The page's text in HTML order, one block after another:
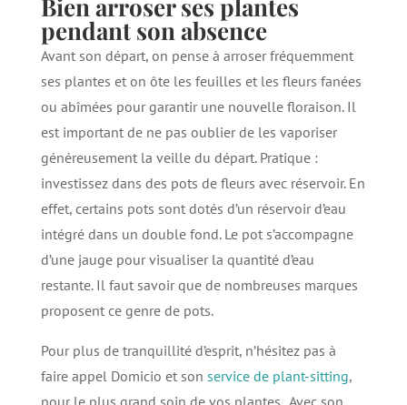
Bien arroser ses plantes
pendant son absence
Avant son départ, on pense à arroser fréquemment
ses plantes et on ôte les feuilles et les fleurs fanées
ou abîmées pour garantir une nouvelle floraison. Il
est important de ne pas oublier de les vaporiser
généreusement la veille du départ. Pratique :
investissez dans des pots de fleurs avec réservoir. En
effet, certains pots sont dotés d’un réservoir d’eau
intégré dans un double fond. Le pot s’accompagne
d’une jauge pour visualiser la quantité d’eau
restante. Il faut savoir que de nombreuses marques
proposent ce genre de pots.
Pour plus de tranquillité d’esprit, n’hésitez pas à
faire appel Domicio et son service de plant-sitting,
pour le plus grand soin de vos plantes. Avec son